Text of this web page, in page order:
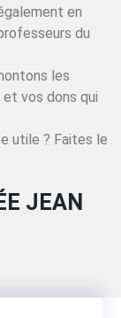
en
du
les
et vos dons qui
utile ? Faites le
JEAN